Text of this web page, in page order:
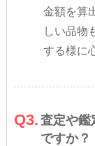
金額を算
しい品物
する様に
Q3. 査定や鑑
ですか？